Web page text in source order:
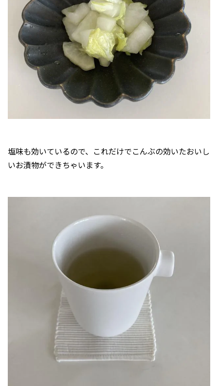
塩味も効いているので、これだけでこんぶの効いたおいし
いお漬物ができちゃいます。